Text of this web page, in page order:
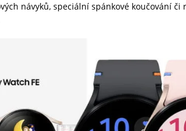
návyků, speciální spánkové koučování